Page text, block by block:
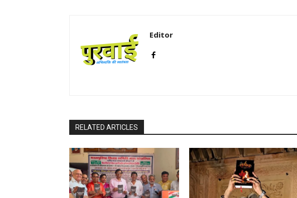
Editor
RELATED ARTICLES